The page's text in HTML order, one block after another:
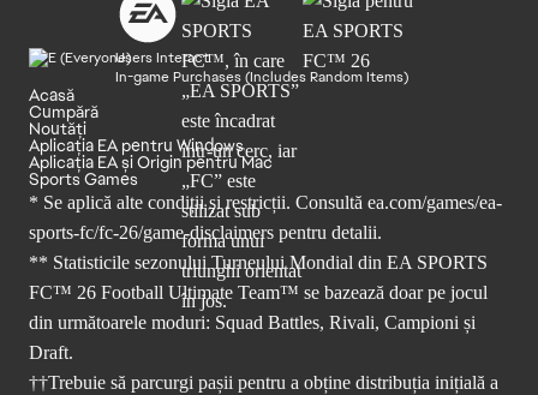
Users Interact
In-game Purchases (Includes Random Items)
Acasă
Cumpără
Noutăți
Aplicația EA pentru Windows
Aplicația EA și Origin pentru Mac
Sports Games
* Se aplică alte condiții și restricții. Consultă ea.com/games/ea-
sports-fc/fc-26/game-disclaimers pentru detalii.
** Statisticile sezonului Turneului Mondial din EA SPORTS
FC™ 26 Football Ultimate Team™ se bazează doar pe jocul
din următoarele moduri: Squad Battles, Rivali, Campioni și
Draft.
††Trebuie să parcurgi pașii pentru a obține distribuția inițială a